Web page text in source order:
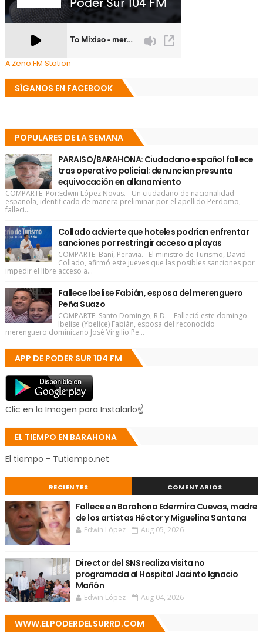
A Zeno.FM Station
SÍGANOS EN FACEBOOK
POPULARES DE LA SEMANA
PARAISO/BARAHONA: Ciudadano español fallece
tras operativo policial; denuncian presunta
equivocación en allanamiento
COMPARTE: Por:Edwin López Novas. - Un ciudadano de nacionalidad
española, identificado de manera preliminar por el apellido Perdomo,
falleci...
Collado advierte que hoteles podrían enfrentar
sanciones por restringir acceso a playas
COMPARTE: Baní, Peravia.– El ministro de Turismo, David
Collado, afirmó este jueves que las posibles sanciones por
impedir el libre acceso a...
Fallece Ibelise Fabián, esposa del merenguero
Peña Suazo
COMPARTE: Santo Domingo, R.D. – Falleció este domingo
Ibelise (Ybelice) Fabián, esposa del reconocido
merenguero dominicano José Virgilio Pe...
APP DE PODER SUR 104 FM
Clic en la Imagen para Instalarlo☝
EL TIEMPO EN BARAHONA
El tiempo - Tutiempo.net
RECIENTES COMENTARIOS
Fallece en Barahona Edermira Cuevas, madre
de los artistas Héctor y Miguelina Santana
Edwin López Aug 05, 2026
Director del SNS realiza visita no
programada al Hospital Jacinto Ignacio
Mañón
Edwin López Aug 04, 2026
WWW.ELPODERDELSURRD.COM